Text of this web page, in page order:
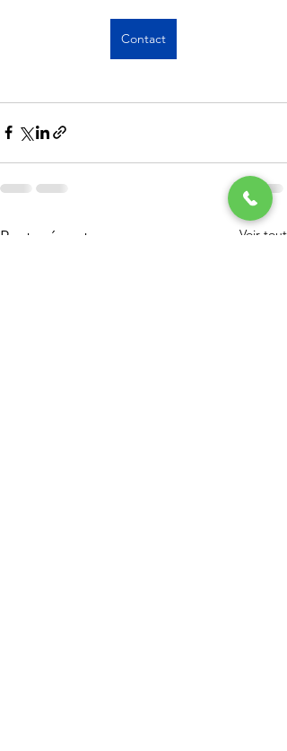
Contact
Posts récents Voir tout